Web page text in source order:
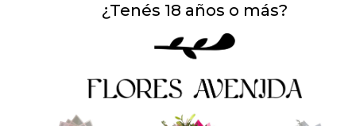
¿Tenés 18 años o más?